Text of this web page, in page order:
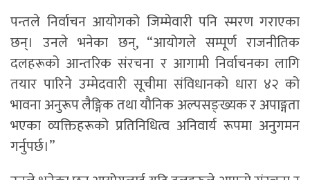
पन्तले निर्वाचन आयोगको जिम्मेवारी पनि स्मरण गराएका
छन्। उनले भनेका छन्, “आयोगले सम्पूर्ण राजनीतिक
दलहरूको आन्तरिक संरचना र आगामी निर्वाचनका लागि
तयार पारिने उम्मेदवारी सूचीमा संविधानको धारा ४२ को
भावना अनुरूप लैङ्गिक तथा यौनिक अल्पसङ्ख्यक र अपाङ्गता
भएका व्यक्तिहरूको प्रतिनिधित्व अनिवार्य रूपमा अनुगमन
गर्नुपर्छ।”